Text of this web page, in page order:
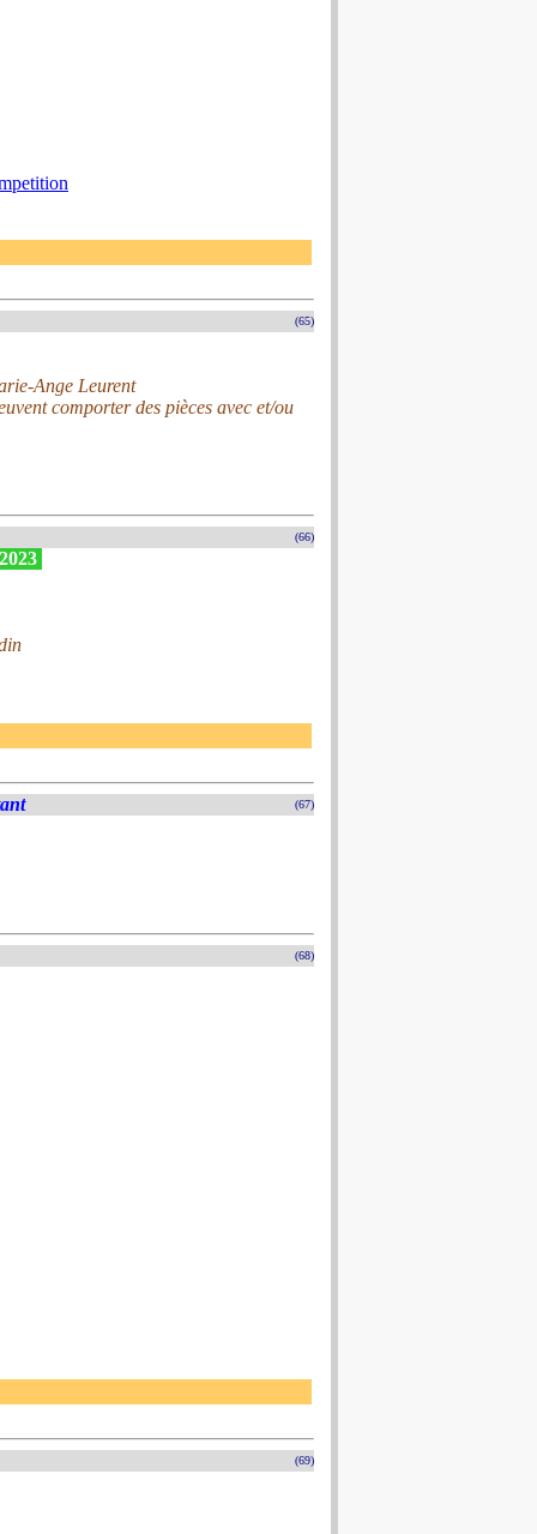
(65)
Ange Leurent
comporter des pièces avec et/ou
(66)
(67)
(68)
(69)